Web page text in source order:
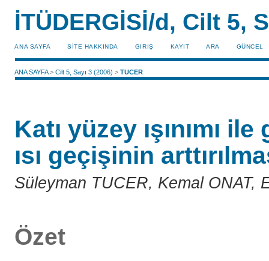
İTÜDERGİSİ/d, Cilt 5,
ANA SAYFA SİTE HAKKINDA GIRIŞ KAYIT ARA GÜNCEL
ANA SAYFA>Cilt 5, Sayı 3 (2006) >TUCER
Katı yüzey ışınımı
ısı geçişinin
Süleyman TUCER, Kemal ONAT,
Özet